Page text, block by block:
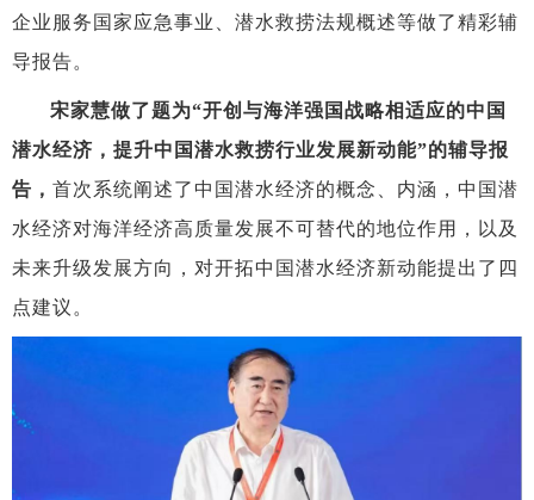
企业服务国家应急事业、潜水救捞法规概述等做了精彩辅
导报告。
宋家慧做了题为“开创与海洋强国战略相适应的中国
潜水经济，提升中国潜水救捞行业发展新动能”的辅导报
告 ， 首次系统阐述了中国潜水经济的概念、内涵，中国潜
水经济对海洋经济高质量发展不可替代的地位作用，以及
未来升级发展方向，对开拓中国潜水经济新动能提出了四
点建议。